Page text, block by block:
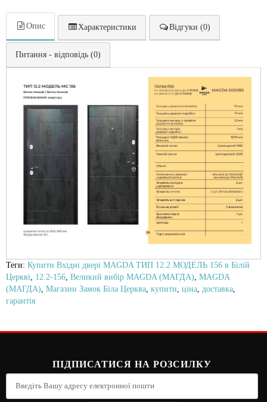
Опис Характеристики Відгуки (0)
Питання - відповідь (0)
Теги: Купити Вхідні двері MAGDA ТИП 12.2 МОДЕЛЬ 156 в Білій
Церкві
12.2-156 Великий вибір MAGDA (МАГДА) MAGDA
(МАГДА) Магазин Замок Біла Церква купити ціна доставка
гарантія
ПІДПИСАТИСЯ НА РОЗСИЛКУ